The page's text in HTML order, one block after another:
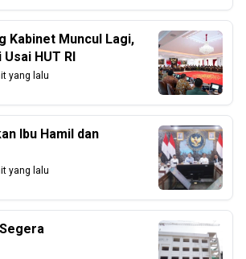
Kabinet Muncul Lagi,
HUT RI
yang lalu
Ibu Hamil dan
yang lalu